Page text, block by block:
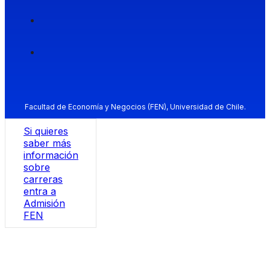
Facultad de Economía y Negocios (FEN), Universidad de Chile.
Si quieres
saber más
información
sobre
carreras
entra a
Admisión
FEN